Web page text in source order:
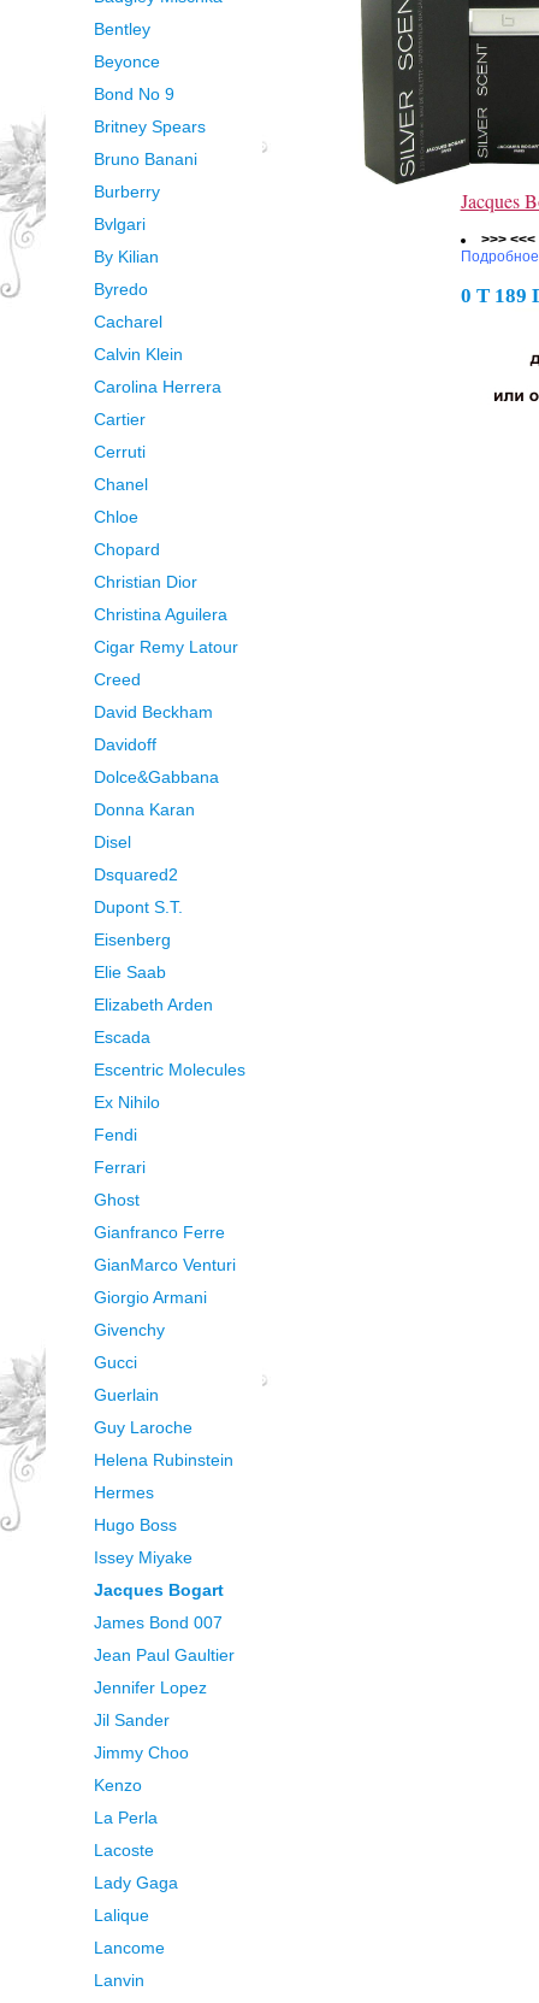
Bentley
Beyonce
Bond No 9
Britney Spears
Bruno Banani
Burberry
Bvlgari
By Kilian
Byredo
Cacharel
Calvin Klein
Carolina Herrera
Cartier
Cerruti
Chanel
Chloe
Chopard
Christian Dior
Christina Aguilera
Cigar Remy Latour
Creed
David Beckham
Davidoff
Dolce&Gabbana
Donna Karan
Disel
Dsquared2
Dupont S.T.
Eisenberg
Elie Saab
Elizabeth Arden
Escada
Escentric Molecules
Ex Nihilo
Fendi
Ferrari
Ghost
Gianfranco Ferre
GianMarco Venturi
Giorgio Armani
Givenchy
Gucci
Guerlain
Guy Laroche
Helena Rubinstein
Hermes
Hugo Boss
Issey Miyake
Jacques Bogart
James Bond 007
Jean Paul Gaultier
Jennifer Lopez
Jil Sander
Jimmy Choo
Kenzo
La Perla
Lacoste
Lady Gaga
Lalique
Lancome
Lanvin
Jacques
>>> <<<
0 Т 189